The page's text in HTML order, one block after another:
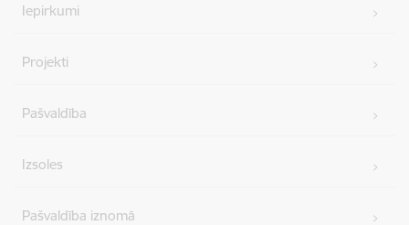
Iepirkumi
Projekti
Pašvaldība
Izsoles
Pašvaldība iznomā